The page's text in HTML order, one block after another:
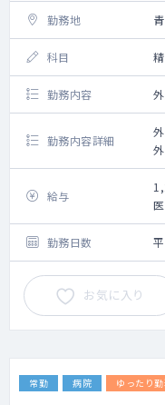
勤務地
科目
勤務内容
勤務内容詳細
●
●
給与
7
勤務日数
お気に入り
常勤 病院 ゆったり